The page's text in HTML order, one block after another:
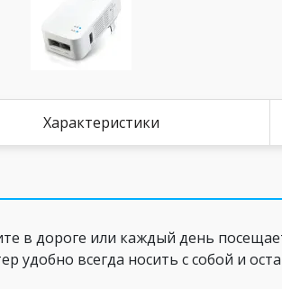
Характеристики
в дороге или каждый день
всегда носить с собой и